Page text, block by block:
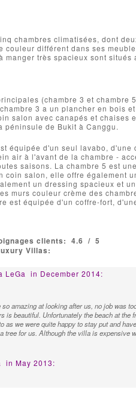
chambres climatisées, dont
couleur différent dans ses
très spacieux sont situés
(chambre 3 et
3 a un plancher en bois
salon avec canapés et
de Bukit à Canggu.
équipée d'un seul lavabo,
air à l'avant de la chambre -
saisons. La chambre 5 est
salon, elle offre également
un dressing spacieux et
murs couleur crème des
est équipée d'un coffre-fort,
clients: 4.6 / 5
Villas:
LeGa in December 2014:
amazing at looking after us, no job was
is beautiful. Unfortunately the beach at
as we were quite happy to stay put and
tree for us. Although the villa is
in May 2013: